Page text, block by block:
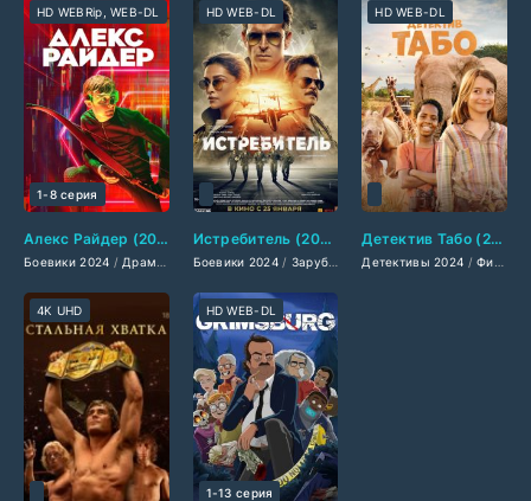
Алекс Райдер (2024)
Боевики 2024 / Драмы 2024 /Комедии 2024/Мелодрамы 2024/Фильмы-
HD WEBRip, WEB-DL
1-8 серия
Истребитель (2024)
Боевики 2024 / Зарубежные фильмы 2024 /Фильмы
HD WEB-DL
Детектив Табо (2024)
Детективы 2024 /Фильмы-приключения 2024
HD WEB-DL
4K UHD HD WEB-DL
1-13 серия